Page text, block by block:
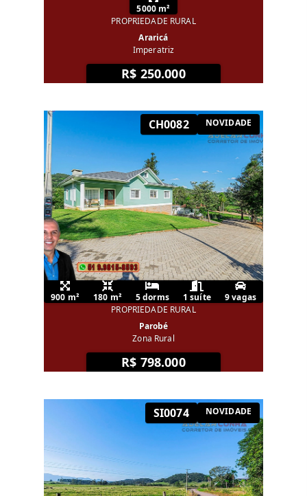
5000 m²
PROPRIEDADE RURAL
Araricá
Imperatriz
R$ 250.000
CH0082 NOVIDADE
900 m² 180 m² 5 dorms 1 suíte
9 vagas
PROPRIEDADE RURAL
Parobé
Zona Rural
R$ 798.000
SI0074 NOVIDADE